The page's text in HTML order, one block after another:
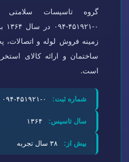
گروه تاسیسات
زمینه فروش لوله و اتصالات،
ساختمان و ارائه کالای
است.
شماره ثبت:
سال تاسیس:
بیش از: